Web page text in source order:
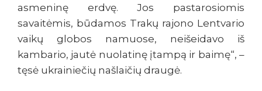
asmeninę erdvę. Jos pastarosiomis
savaitėmis, būdamos Trakų rajono Lentvario
vaikų globos namuose, neišeidavo iš
kambario, jautė nuolatinę įtampą ir baimę“, –
tęsė ukrainiečių našlaičių draugė.